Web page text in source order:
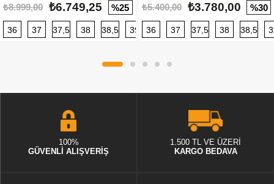
₺8.999,00 ₺6.749,25 %25
36 37 37,5 38 38,5 39 40 40,5 41 42 42,5
₺5.400,00 ₺3.780,00 %30
36 37 37,5 38 38,5
100%
GÜVENLİ ALIŞVERİŞ
1.500 TL VE ÜZERİ
KARGO BEDAVA